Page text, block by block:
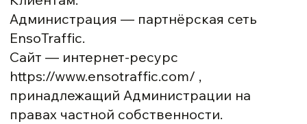
Администрация — партнёрская сеть
EnsoTraffic.
Сайт — интернет-ресурс
https://www.ensotraffic.com/ ,
принадлежащий Администрации на
правах частной собственности.